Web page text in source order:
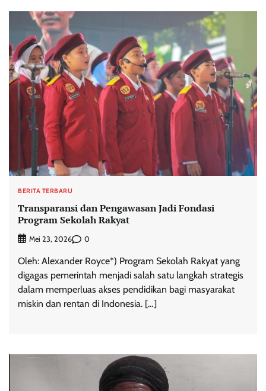
BERITA TERBARU
Transparansi dan Pengawasan Jadi Fondasi
Program Sekolah Rakyat
Mei 23, 2026 0
Oleh: Alexander Royce*) Program Sekolah Rakyat yang
digagas pemerintah menjadi salah satu langkah strategis
dalam memperluas akses pendidikan bagi masyarakat
miskin dan rentan di Indonesia. […]